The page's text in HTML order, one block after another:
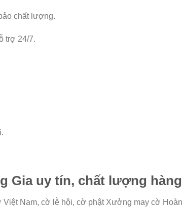
chất lượng.
trợ 24/7.
Gia uy tín, chất lượng
Nam, cờ lễ hội, cờ phật Xưởng may cờ